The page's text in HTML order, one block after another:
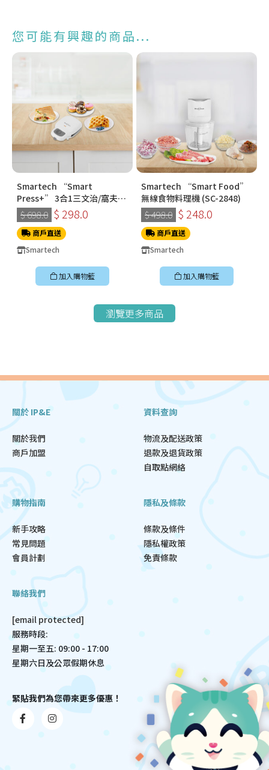
您可能有興趣的商品...
Smartech “Smart
Press+” 3合1三文治/窩夫/
冬甩機 SM-2228
$ 698.0 $ 298.0
商戶直送
Smartech
加入購物籃
Smartech “Smart Food”
無線食物料理機 (SC-2848)
$ 498.0 $ 248.0
商戶直送
Smartech
加入購物籃
瀏覽更多商品
關於 IP&E
關於我們
商戶加盟
資料查詢
物流及配送政策
退款及退貨政策
自取點網絡
購物指南
新手攻略
常見問題
會員計劃
隱私及條款
條款及條件
隱私權政策
免責條款
聯絡我們
[email protected]
服務時段:
星期一至五: 09:00 - 17:00
星期六日及公眾假期休息
緊貼我們為您帶來更多優惠！